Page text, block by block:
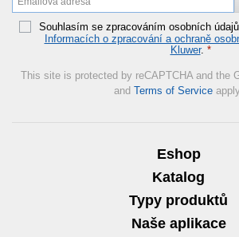
Souhlasím se zpracováním osobních
Informacích o zpracování a ochraně
Kluwer. *
This site is protected by reCAPTCHA and the
and Terms of Service
Eshop
Katalog
Typy produktů
Naše aplikace